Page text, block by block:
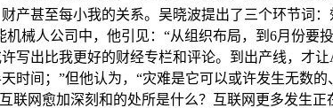
甚至每小我的关系。吴晓波提出了三个环节词
械人公司中，他引见：“从组织布局，到6月份要
写出比我更好的财经专栏和评论。到出产线，才
间；”但他认为，“灾难是它可以或许发生无数
联网愈加深刻和的处所是什么？互联网更多发生